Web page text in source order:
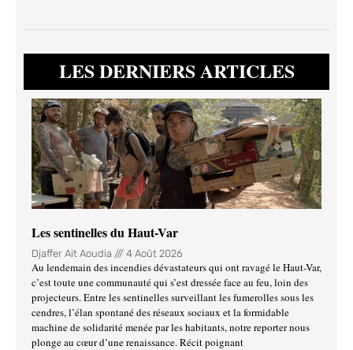
LES DERNIERS ARTICLES
Les sentinelles du Haut-Var
Djaffer Ait Aoudia 4 Août 2026
Au lendemain des incendies dévastateurs qui ont ravagé le Haut-Var,
c’est toute une communauté qui s’est dressée face au feu, loin des
projecteurs. Entre les sentinelles surveillant les fumerolles sous les
cendres, l’élan spontané des réseaux sociaux et la formidable
machine de solidarité menée par les habitants, notre reporter nous
plonge au cœur d’une renaissance. Récit poignant